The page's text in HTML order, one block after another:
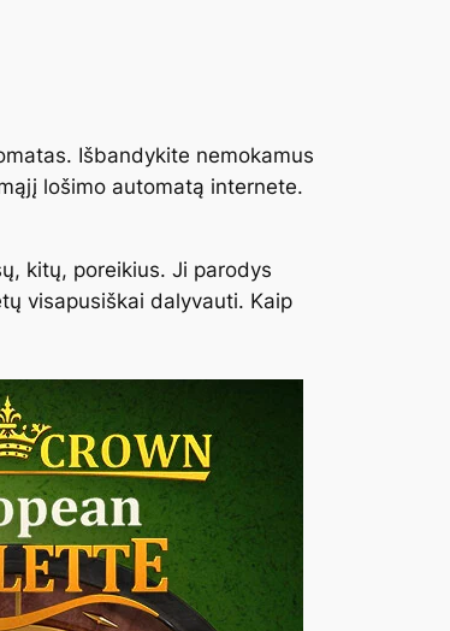
Išbandykite nemokamus
lošimo automatą internete.
kitų, poreikius. Ji parodys
visapusiškai dalyvauti. Kaip